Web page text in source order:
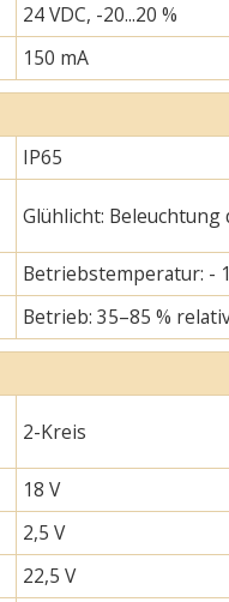
24 VDC, -20...20 %
150 mA
IP65
Glühlicht: Beleuchtung
Betriebstemperatur: -
Betrieb: 35–85 %
2-Kreis
18 V
2,5 V
22,5 V